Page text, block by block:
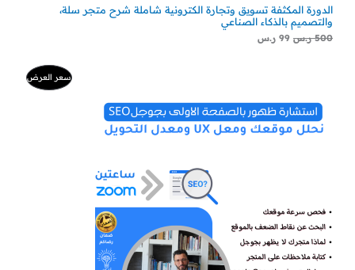
الدورة المكثفة تسويق وتجارة الكترونية شاملة شرح متجر سلة،
والتصميم بالذكاء الصناعي
500 ر.س 99 ر.س
سعر العرضمنتج
500 ر.س.
300 ر.س.